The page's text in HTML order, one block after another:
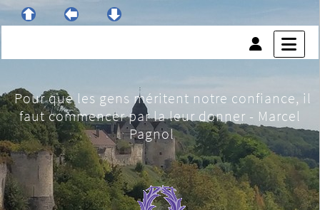
Pour que les gens méritent notre confiance, il
faut commencer par la leur donner - Marcel
Pagnol